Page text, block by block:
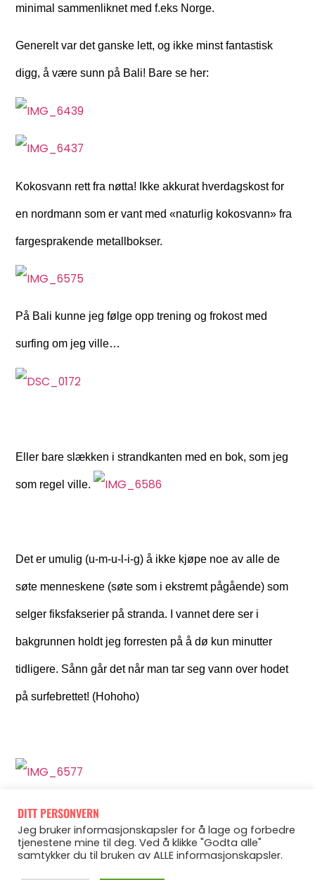
minimal sammenliknet med f.eks Norge.
Generelt var det ganske lett, og ikke minst fantastisk
digg, å være sunn på Bali! Bare se her:
Kokosvann rett fra nøtta! Ikke akkurat hverdagskost for
en nordmann som er vant med «naturlig kokosvann» fra
fargesprakende metallbokser.
På Bali kunne jeg følge opp trening og frokost med
surfing om jeg ville…
Eller bare slækken i strandkanten med en bok, som jeg
som regel ville.
Det er umulig (u-m-u-l-i-g) å ikke kjøpe noe av alle de
søte menneskene (søte som i ekstremt pågående) som
selger fiksfakserier på stranda. I vannet dere ser i
bakgrunnen holdt jeg forresten på å dø kun minutter
tidligere. Sånn går det når man tar seg vann over hodet
på surfebrettet! (Hohoho)
DITT PERSONVERN
Jeg bruker informasjonskapsler for å lage og forbedre
tjenestene mine til deg. Ved å klikke "Godta alle"
samtykker du til bruken av ALLE informasjonskapsler.